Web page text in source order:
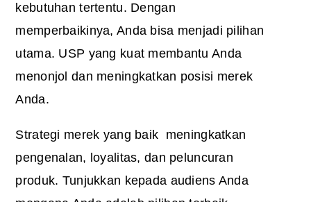
kebutuhan tertentu. Dengan
memperbaikinya, Anda bisa menjadi pilihan
utama. USP yang kuat membantu Anda
menonjol dan meningkatkan posisi merek
Anda.
Strategi merek yang baik meningkatkan
pengenalan, loyalitas, dan peluncuran
produk. Tunjukkan kepada audiens Anda